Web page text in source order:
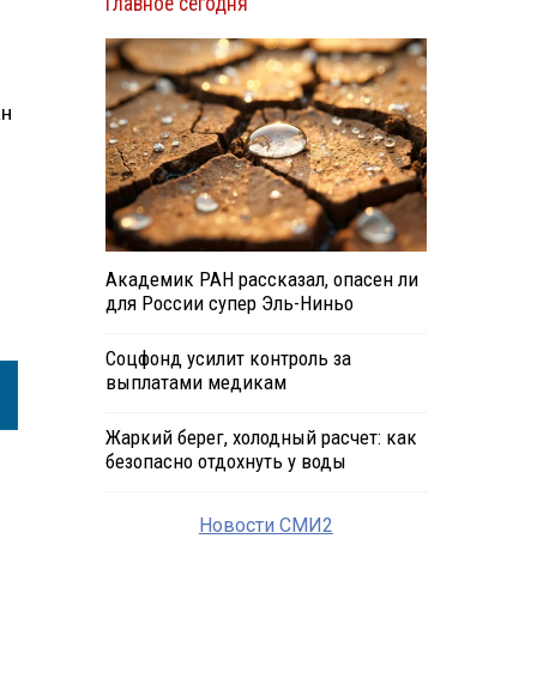
Академик РАН рассказал, опасен ли
для России супер Эль-Ниньо
Соцфонд усилит контроль за
выплатами медикам
Жаркий берег, холодный расчет: как
безопасно отдохнуть у воды
Новости СМИ2